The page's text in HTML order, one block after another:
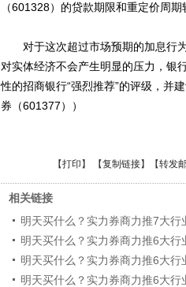
（601328）的贷款期限和重定价周
对于这次超过市场预期的加息行为
对实体经济不会产生明显的压力，银
性的招商银行“强烈推荐”的评级，并
券（601377））
【打印 】 【复制链接】【转发
相关链接
明天买什么？实力券商力推7大行
明天买什么？实力券商力推6大行
明天买什么？实力券商力推6大行
明天买什么？实力券商力推6大行